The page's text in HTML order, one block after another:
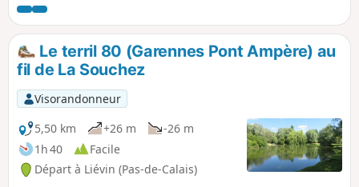
Harnes, au départ du Bois de Florimond, et dirigez-vous
vers le terril. Suivez alors le chemin balisé nommé "le
Sentier des Fumerolles" sur des bornes bétonnées, qui vous
permet découvrir le Terril 230. C'est un surprenant périple
qui offre une très grande variété de paysages et de points
d'intérêts : vue sur des fumerolles, point de vue sur le Sud-
Est du bassin minier, point de vue sur le canyon, etc.
Le terril 80 (Garennes Pont Ampère) au
fil de La Souchez
Visorandonneur
5,50 km
+26 m
-26 m
1h 40
Facile
Départ à Liévin (Pas-de-Calais)